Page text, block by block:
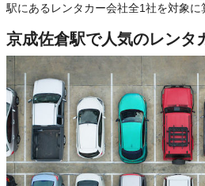
駅にあるレンタカー会社全1社を対象に
京成佐倉駅で人気のレンタ